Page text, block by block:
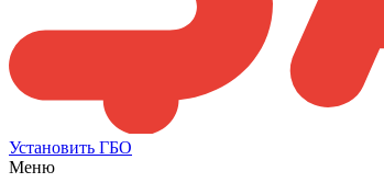
Установить ГБО
Меню